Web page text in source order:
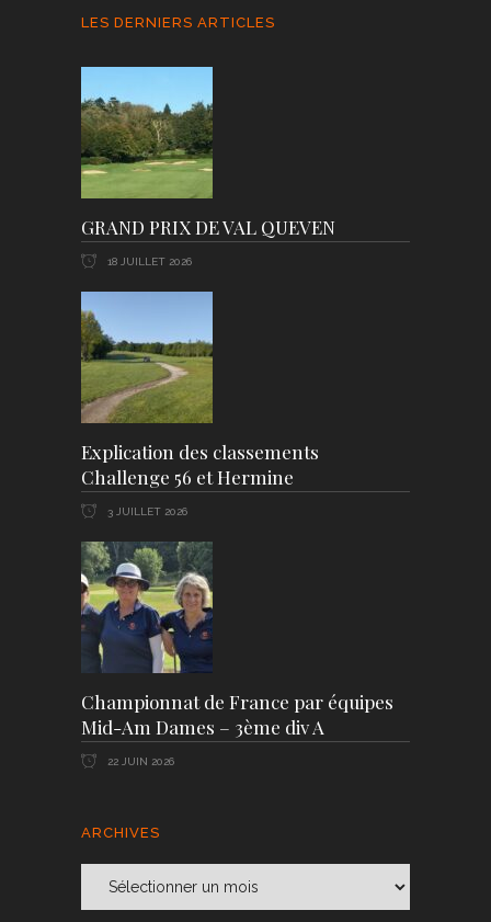
LES DERNIERS ARTICLES
GRAND PRIX DE VAL QUEVEN
18 JUILLET 2026
Explication des classements
Challenge 56 et Hermine
3 JUILLET 2026
Championnat de France par équipes
Mid-Am Dames – 3ème div A
22 JUIN 2026
ARCHIVES
Archives